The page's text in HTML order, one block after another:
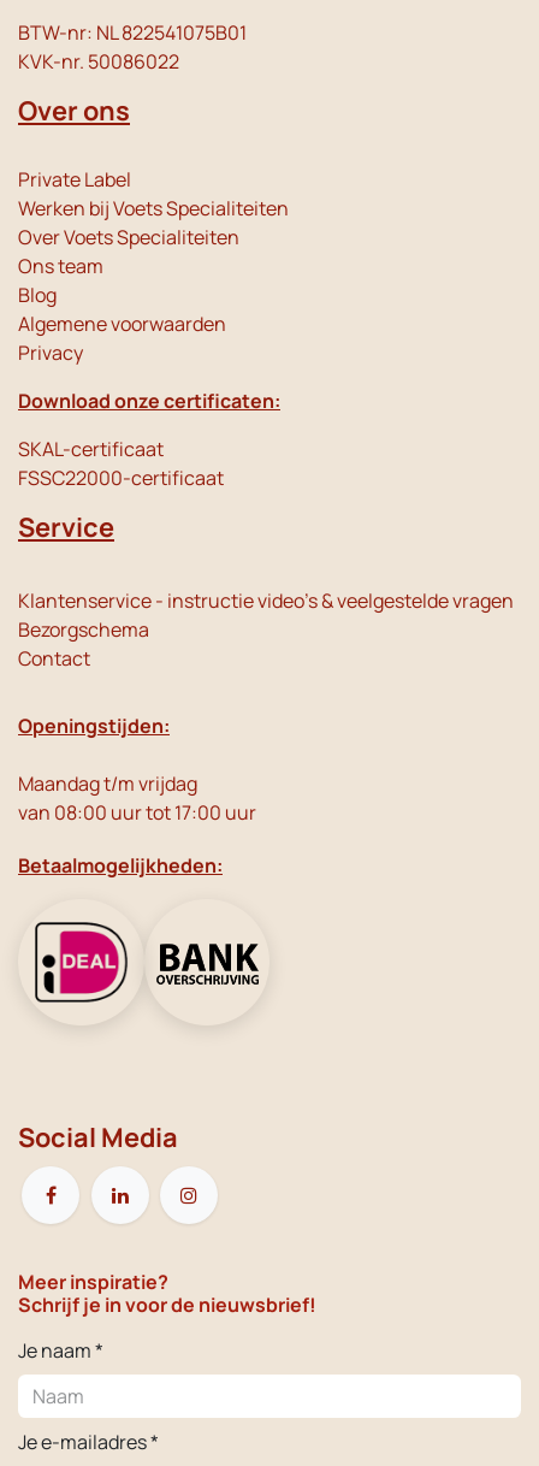
BTW-nr: NL 822541075B01
KVK-nr. 50086022
Over ons
Private Label
Werken bij Voets Specialiteiten
Over Voets Specialiteiten
Ons team
Blog
Algemene voorwaarden
Privacy
Download onze certificaten:
SKAL-certificaat
FSSC22000-certificaat
Service
Klantenservice - instructie video's & veelgestelde vragen
Bezorgschema
Contact
Openingstijden:
Maandag t/m vrijdag
van 08:00 uur tot 17:00 uur
Betaalmogelijkheden:
Social Media
Meer inspiratie?
Schrijf je in voor de nieuwsbrief!
Je naam *
Je e-mailadres *